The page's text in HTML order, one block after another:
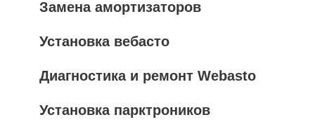
Замена амортизаторов
Установка вебасто
Диагностика и ремонт Webasto
Установка парктроников